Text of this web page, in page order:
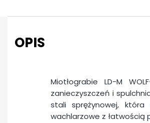
OPIS
Miotłograbie LD-M
zanieczyszczeń i
stali sprężynowej,
wachlarzowe z łatwością